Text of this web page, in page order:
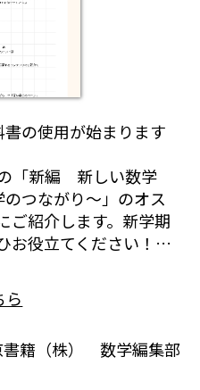
の使用が始まります
「新編 新しい数学
つながり～」のオス
ご紹介します。新学期
お役立てください！…
ら
書籍（株） 数学編集部